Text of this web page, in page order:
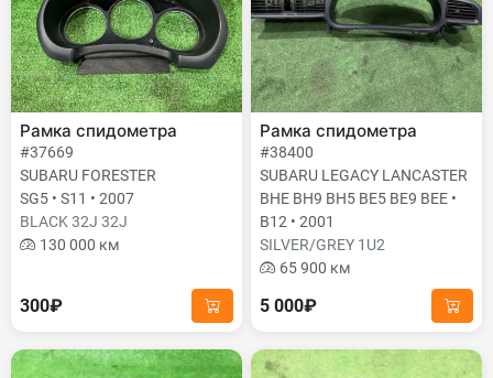
Рамка спидометра
#37669
SUBARU FORESTER
SG5 • S11 • 2007
BLACK 32J 32J
130 000 км
300₽
Рамка спидометра
#38400
SUBARU LEGACY LANCASTER
BHE BH9 BH5 BE5 BE9 BEE •
B12 • 2001
SILVER/GREY 1U2
65 900 км
5 000₽